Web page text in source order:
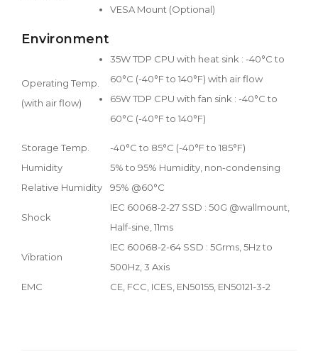
VESA Mount (Optional)
Environment
Operating Temp.
(with air flow)
35W TDP CPU with heat sink : -40°C to
60°C (-40°F to 140°F) with air flow
65W TDP CPU with fan sink : -40°C to
60°C (-40°F to 140°F)
Storage Temp.
-40°C to 85°C (-40°F to 185°F)
Humidity
5% to 95% Humidity, non-condensing
Relative Humidity
95% @60°C
Shock
IEC 60068-2-27 SSD : 50G @wallmount,
Half-sine, 11ms
Vibration
IEC 60068-2-64 SSD : 5Grms, 5Hz to
500Hz, 3 Axis
EMC
CE, FCC, ICES, EN50155, EN50121-3-2